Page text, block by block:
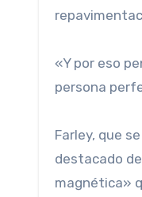
«Y por eso
persona
Farley, que
destacado
magnética»